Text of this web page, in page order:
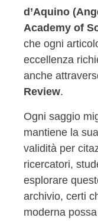
d’Aquino
Academy of
che ogni
eccellenza
anche
Review.
Ogni saggio
mantiene la
validità per
ricercatori,
esplorare
archivio, certi
moderna